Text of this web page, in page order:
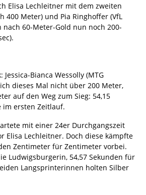
Elisa Lechleitner mit dem zweiten
400 Meter) und Pia Ringhoffer (VfL
nach 60-Meter-Gold nun noch 200-
Bianca Wessolly (MTG
dieses Mal nicht über 200 Meter,
auf den Weg zum Sieg: 54,15
im ersten Zeitlauf.
mit einer 24er Durchgangszeit
Elisa Lechleitner. Doch diese kämpfte
Zentimeter für Zentimeter vorbei.
Ludwigsburgerin, 54,57 Sekunden für
Langsprinterinnen holten Silber